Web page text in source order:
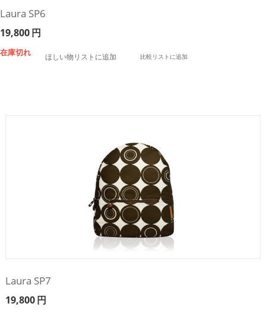
Laura SP6
19,800円
在庫切れ ほしい物リストに追加 比較リストに追加
Laura SP7
19,800円